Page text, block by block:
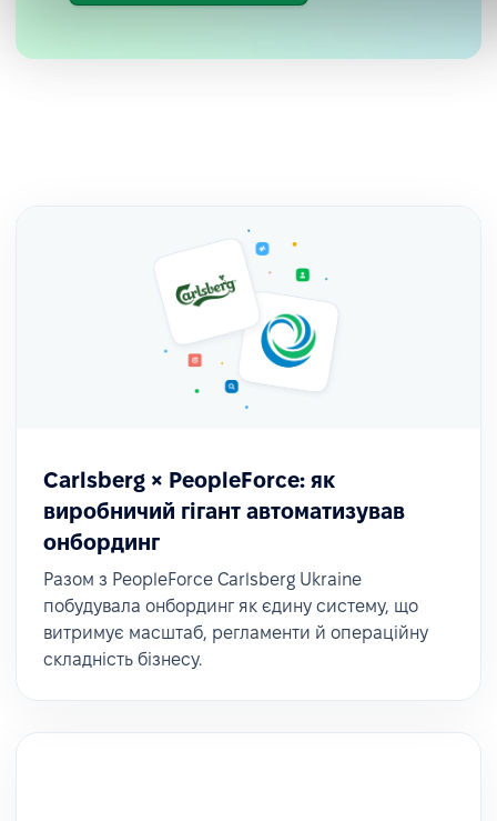
Постійні оновлення та розвиток
вдосконаленні. «Лише за кілька місяців ми вже
побачили багато покращень – і це допомагає
нам підвищувати якість власного сервісу».
Carlsberg × PeopleForce: як
виробничий гігант автоматизував
онбординг
Разом з PeopleForce Carlsberg Ukraine
побудувала онбординг як єдину систему, що
витримує масштаб, регламенти й операційну
складність бізнесу.